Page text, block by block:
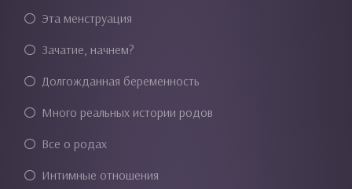
Эта менструация
Зачатие, начнем?
Долгожданная беременность
Много реальных истории родов
Все о родах
Интимные отношения